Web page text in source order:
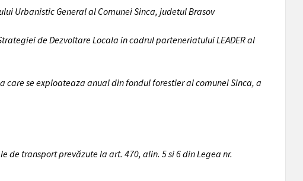
Urbanistic General al Comunei Sinca, judetul Brasov
de Dezvoltare Locala in cadrul parteneriatului LEADER al
se exploateaza anual din fondul forestier al comunei Sinca, a
transport prevăzute la art. 470, alin. 5 si 6 din Legea nr.